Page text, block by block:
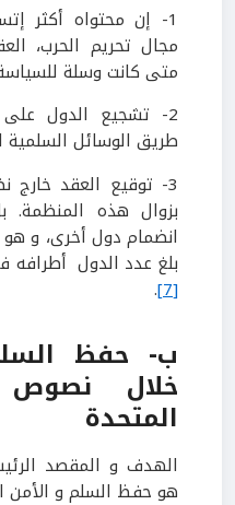
1- إن محتواه أكثر
مجال تحريم الحرب،
متى كانت وسلة
2- تشجيع الدول
طريق الوسائل السلمية
3- توقيع العقد خارج
بزوال هذه المنظمة.
انضمام دول أخرى، و هو
بلغ عدد الدول أطرافه في
[7]
.
ب- حفظ
خلال نصوص
المتحدة
الهدف و المقصد
هو حفظ السلم و الأمن